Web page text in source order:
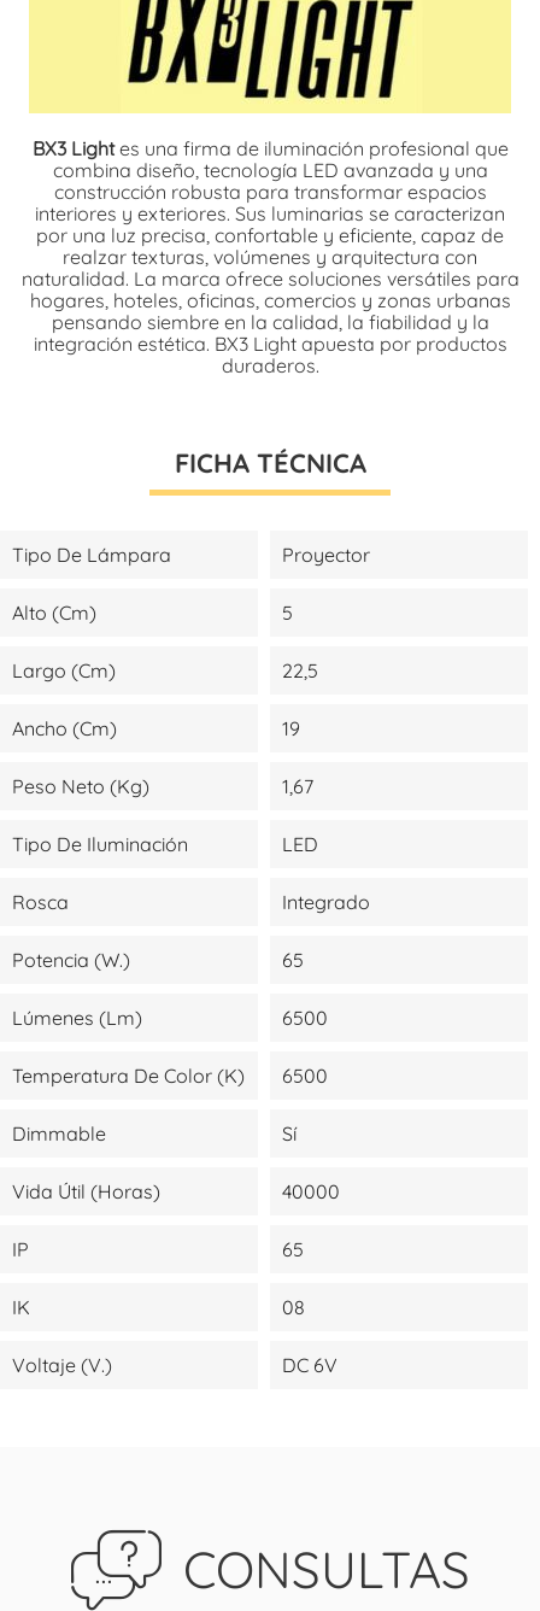
BX3 Lightes una firma de iluminación profesional que
combina diseño, tecnología LED avanzada y una
construcción robusta para transformar espacios
interiores y exteriores. Sus luminarias se caracterizan
por una luz precisa, confortable y eficiente, capaz de
realzar texturas, volúmenes y arquitectura con
naturalidad. La marca ofrece soluciones versátiles para
hogares, hoteles, oficinas, comercios y zonas urbanas
pensando siembre en la calidad, la fiabilidad y la
integración estética. BX3 Light apuesta por productos
duraderos.
FICHA TÉCNICA
Tipo De Lámpara Proyector
Alto (cm) 5
Largo (cm) 22,5
Ancho (cm) 19
Peso Neto (kg) 1,67
Tipo De Iluminación LED
Rosca Integrado
Potencia (W.) 65
Lúmenes (lm) 6500
Temperatura De Color (K) 6500
Dimmable Sí
Vida Útil (Horas) 40000
IP 65
IK 08
Voltaje (V.) DC 6V
CONSULTAS